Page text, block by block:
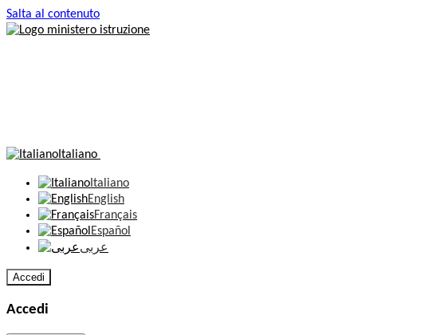
Salta al contenuto
Italiano
Italiano
English
Français
Español
عربى
Accedi
Accedi